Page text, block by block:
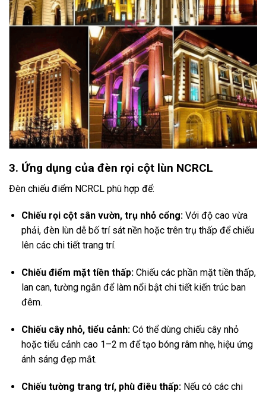
3. Ứng dụng của đèn rọi cột lùn NCRCL
Đèn chiếu điểm NCRCL phù hợp để:
Chiếu rọi cột sân vườn, trụ nhỏ cổng:Với độ cao vừa
phải, đèn lùn dễ bố trí sát nền hoặc trên trụ thấp để chiếu
lên các chi tiết trang trí.
Chiếu điểm mặt tiền thấp:Chiếu các phần mặt tiền thấp,
lan can, tường ngắn để làm nổi bật chi tiết kiến trúc ban
đêm.
Chiếu cây nhỏ, tiểu cảnh:Có thể dùng chiếu cây nhỏ
hoặc tiểu cảnh cao 1–2 m để tạo bóng râm nhẹ, hiệu ứng
ánh sáng đẹp mắt.
Chiếu tường trang trí, phù điêu thấp:Nếu có các chi